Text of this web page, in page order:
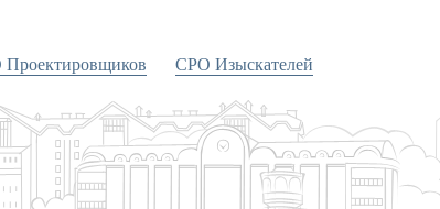
СРО Изыскателей